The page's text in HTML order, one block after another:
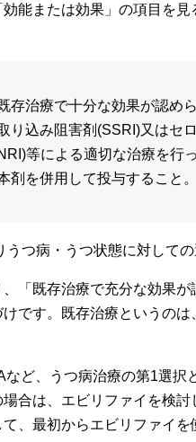
能または効果」の項目を
存治療で十分な効果が認め
り込み阻害剤(SSRI)又はセ
等による適切な治療を行
剤を併用して投与すること。
つ病・うつ状態に対しての
「既存治療で充分な効果
です。既存治療というの
ど、うつ病治療の第1選択
合は、エビリファイを検
、最初からエビリファイを